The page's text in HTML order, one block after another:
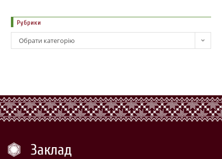
Рубрики
Обрати категорію
Заклад